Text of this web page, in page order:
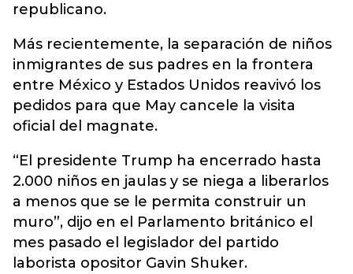
republicano.
Más recientemente, la separación de niños
inmigrantes de sus padres en la frontera
entre México y Estados Unidos reavivó los
pedidos para que May cancele la visita
oficial del magnate.
“El presidente Trump ha encerrado hasta
2.000 niños en jaulas y se niega a liberarlos
a menos que se le permita construir un
muro”, dijo en el Parlamento británico el
mes pasado el legislador del partido
laborista opositor Gavin Shuker.